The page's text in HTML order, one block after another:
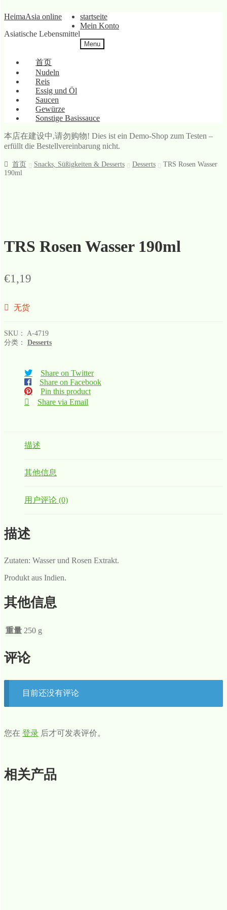
Skip
navigation
Skip
content
HeimaAsia online
Asiatische Lebensmittel
startseite
Mein Konto
Menu
首页
Nudeln
Reis
Essig und Öl
Saucen
Gewürze
Sonstige Basissauce
本店在建设中,请勿购物! Dies ist ein Demo-Shop zum Testen –
erfüllt die Bestellvereinbarung nicht.
首页 Snacks, Süßigkeiten & Desserts Desserts
TRS Rosen Wasser
190ml
TRS Rosen Wasser 190ml
€1,19
无货
SKU： A-4719
分类： Desserts
Share on Twitter
Share on Facebook
Pin this product
Share via Email
描述
其他信息
用户评论 (0)
描述
Zutaten: Wasser und Rosen Extrakt.
Produkt aus Indien.
其他信息
重量 250 g
评论
目前还没有评论
您在 登录 后才可发表评价。
相关产品